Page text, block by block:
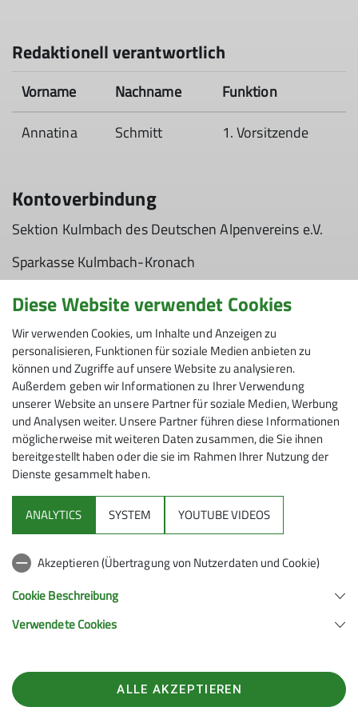
Redaktionell verantwortlich
Vorname Nachname
Funktion
Annatina
Schmitt 1. Vorsitzende
Kontoverbindung
Sektion Kulmbach des Deutschen Alpenvereins e.V.
Sparkasse Kulmbach-Kronach
IBAN: DE50 7715 0000 0000 1546 17
Verbraucherstreitbeilegung/
Wir sind nicht bereit oder verpflichtet, an
Streitbeilegungsverfahren vor einer
Verbraucherschlichtungsstelle teilzunehmen.
Sektion
Unsere Homepages
95301 Kulmbach
Telefon +4917678023208
Diese Website verwendet Cookies
Wir verwenden Cookies, um Inhalte und Anzeigen zu
personalisieren, Funktionen für soziale Medien anbieten zu
können und Zugriffe auf unsere Website zu analysieren.
Außerdem geben wir Informationen zu Ihrer Verwendung
unserer Website an unsere Partner für soziale Medien, Werbung
und Analysen weiter. Unsere Partner führen diese Informationen
möglicherweise mit weiteren Daten zusammen, die Sie ihnen
bereitgestellt haben oder die sie im Rahmen Ihrer Nutzung der
Dienste gesammelt haben.
ANALYTICS SYSTEM YOUTUBE VIDEOS
Akzeptieren (Übertragung von Nutzerdaten und Cookie)
Cookie Beschreibung
Verwendete Cookies
ALLE AKZEPTIEREN